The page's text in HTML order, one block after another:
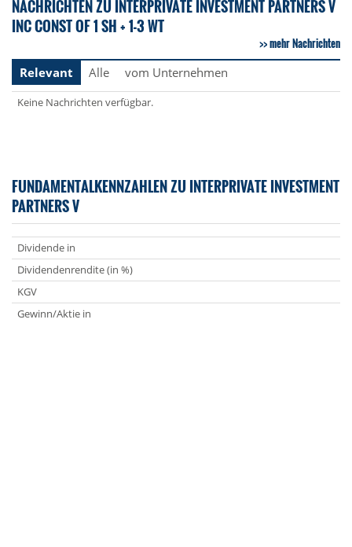
NACHRICHTEN ZU INTERPRIVATE INVESTMENT PARTNERS V
INC CONST OF 1 SH + 1-3 WT
mehr Nachrichten
Relevant
Alle vom Unternehmen
Keine Nachrichten verfügbar.
FUNDAMENTALKENNZAHLEN ZU INTERPRIVATE INVESTMENT
PARTNERS V
Dividende in
Dividendenrendite (in %)
KGV
Gewinn/Aktie in